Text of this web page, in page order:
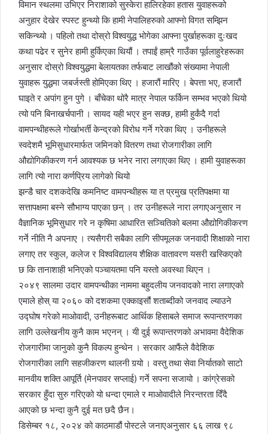
विमान स्थलमा उभिएर निराशाको सुस्केरा हालिरहेका हतास युवाहरूको
अनुहार देखेर स्पस्ट हुन्थ्यो कि हामी नेपालिहरुको आफ्नो विगत सम्झिन
सकिन्थ्यो । पहिलो तथा दोस्रो विश्वयुद्ध भोगेका आफ्ना पुर्खाहरूका दुःखद
कथा पढेर र सुनेर हामी हुर्किएका थियौं । तपाईं हाम्रै गाउँका पूर्वलाहुरेहरूका
अनुसार दोस्रो विश्वयुद्धमा बेलायतका तर्फबाट लाखौंको संख्यामा नेपाली
युवाहरू युद्धमा जबर्जस्ती होमिएका थिए । हजारौं मारिए । बेपत्ता भए, हजारौं
घाइते र अपांग हुन पुगे । बाँचेका थोरै मात्र नेपाल फर्किन सम्भव भएको थियो
त्यो पनि बिनाखर्चपानी । सायद यही भएर हुन सक्छ, हामी हुर्कंदै गर्दा
वामपन्थीहरूले गोर्खाभर्ती केन्द्रको विरोध गर्ने गरेका थिए । उनीहरूले
स्वदेशमै भूमिसुधारमार्फत जमिनको वितरण तथा रोजगारीका लागि
औद्योगिकीकरण गर्न आवश्यक छ भनेर नारा लगाएका थिए । हामी युवाहरूका
लागि त्यो नारा कर्णप्रिय लागेको थियो
झन्डै चार दशकदेखि कमनिष्ट वामपन्थीहरू या त प्रमुख प्रतिपक्षमा या
सत्तापक्षमा बस्ने सौभाग्य पाएका छन् । तर उनीहरूले नारा लगाएअनुसार न
वैज्ञानिक भूमिसुधार गरे न कृषिमा आधारित सञ्चितिको बलमा औद्योगिकीकरण
गर्ने नीति नै अपनाए । त्यसैगरी सबैका लागि सीपमूलक जनवादी शिक्षाको नारा
लगाए तर स्कुल, कलेज र विश्वविद्यालय शैक्षिक वातावरण यसरी खस्किएको
छ कि तानाशाही भनिएको पञ्चायतमा पनि यस्तो अवस्था थिएन ।
२०४९ सालमा उदार वामपन्थीका नाममा बहुदलीय जनवादको नारा लगाएको
एमाले होस् या २०६० को दशकमा एक्काइसौं शताब्दीको जनवाद ल्याउने
उद्घोष गरेको माओवादी, उनीहरूबाट आर्थिक हिसाबले समाज रूपान्तरणका
लागि उल्लेखनीय कुनै काम भएनन् । यी दुई रूपान्तरणको अभावमा वैदेशिक
रोजगारीमा जानुको कुनै विकल्प हुन्थेन । सरकार आफैंले वैदेशिक
रोजगारीका लागि सहजीकरण थालनी गर्‍यो । वस्तु तथा सेवा निर्यातको साटो
मानवीय शक्ति आपूर्ति (मेनपावर सप्लाई) गर्ने सपना सजायो । कांग्रेसको
सरकार हुँदा सुरु गरिएको यो धन्दा एमाले र माओवादीले निरन्तरता दिँदै
आएको छ भन्दा कुनै दुई मत छदै छैन।
डिसेम्बर १८, २०२४ को काठमाडौं पोस्टले जनाएअनुसार ६६ लाख ९८